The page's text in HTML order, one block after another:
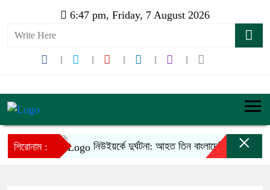
6:47 pm, Friday, 7 August 2026
শিরোনাম : নিউইয়র্কে দুর্ঘটনা: আহত তিন বাংলাদেশি পেলেন ৩৩
×